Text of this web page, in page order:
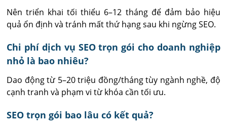
Nên triển khai tối thiểu 6–12 tháng để đảm bảo hiệu
quả ổn định và tránh mất thứ hạng sau khi ngừng SEO.
Chi phí dịch vụ SEO trọn gói cho doanh nghiệp
nhỏ là bao nhiêu?
Dao động từ 5–20 triệu đồng/tháng tùy ngành nghề, độ
cạnh tranh và phạm vi từ khóa cần tối ưu.
SEO trọn gói bao lâu có kết quả?